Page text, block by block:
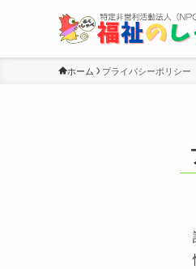
ホーム プライバシーポリシー